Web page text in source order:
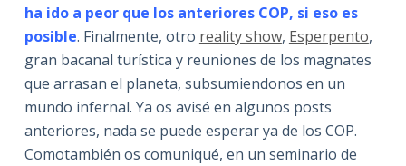
ha ido a peor que los anteriores COP, si eso es
posible. Finalmente, otro reality show, Esperpento,
gran bacanal turística y reuniones de los magnates
que arrasan el planeta, subsumiendonos en un
mundo infernal. Ya os avisé en algunos posts
anteriores, nada se puede esperar ya de los COP.
Comotambién os comuniqué, en un seminario de